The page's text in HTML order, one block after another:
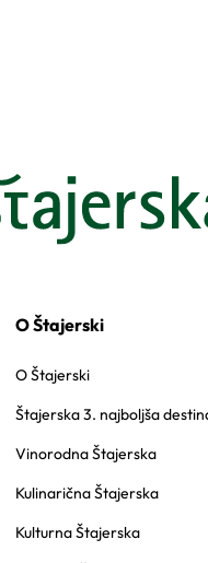
O Štajerski
O Štajerski
Štajerska 3. najboljša
Vinorodna Štajerska
Kulinarična Štajerska
Kulturna Štajerska